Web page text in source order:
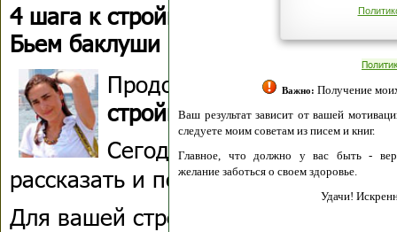
4 шага к стройной фигуре,
Бьем баклуши и стройнеем-3!
Продолжаем наше
стройнеем!
Сегодня был третий
рассказать и показать
Для вашей стройности и
Важно: Получение
Ваш результат зависит от вашей
следуете моим советам из писем и книг.
Главное, что должно у вас быть -
желание заботься о своем здоровье.
Удачи!